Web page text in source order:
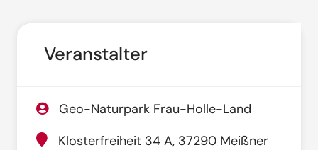
Veranstalter
Geo-Naturpark Frau-Holle-Land
Klosterfreiheit 34 A, 37290 Meißner